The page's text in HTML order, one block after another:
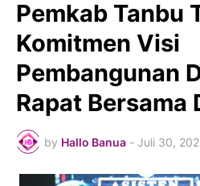
Pemkab Tanbu
Komitmen Visi
Pembangunan
Rapat Bersama
by Hallo Banua - Juli 30,